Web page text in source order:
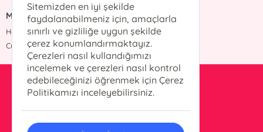
MÜŞTERİ HİZMETLERİ
Hafta içi :09:00 - 18:00
Cumartesi :09:00 - 18:00
info@okurkitap.com
90 544 522 45 05
Sitemizden en iyi şekilde
faydalanabilmeniz için, amaçlarla
sınırlı ve gizliliğe uygun şekilde
çerez konumlandırmaktayız.
Çerezleri nasıl kullandığımızı
incelemek ve çerezleri nasıl kontrol
edebileceğinizi öğrenmek için Çerez
Politikamızı inceleyebilirsiniz.